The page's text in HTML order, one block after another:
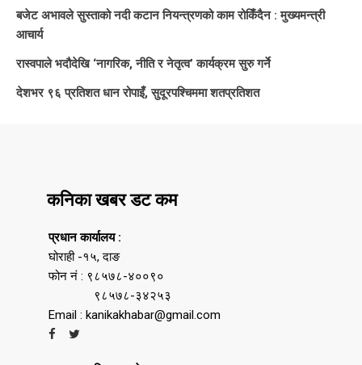
बजेट अभावले सुस्ताको नदी कटान नियन्त्रणको काम रोकिँदैन : मुख्यमन्त्री
आचार्य
रास्वपाले भदौदेखि ‘नागरिक, नीति र नेतृत्व’ कार्यक्रम सुरु गर्ने
देशभर ९६ प्रतिशत धान रोपाइँ, सुदूरपश्चिममा शतप्रतिशत
कनिका खबर डट कम
प्रधान कार्यालय :
घोराही -१५, दाङ
फोन नं : ९८५७८-४००९०
९८५७८-३४२५३
Email : kanikakhabar@gmail.com